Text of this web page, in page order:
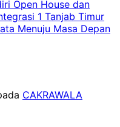
Open House dan
1 Tanjab Timur
Menuju Masa Depan
CAKRAWALA